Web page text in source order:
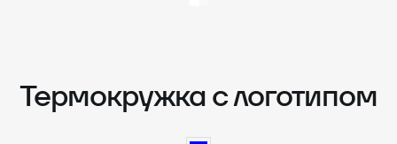
Термокружка с логотипом